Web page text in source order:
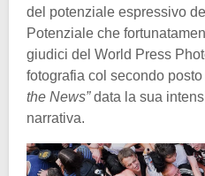
del potenziale espressivo
Potenziale che
giudici del World Press
fotografia col secondo
the News”data la sua
narrativa.